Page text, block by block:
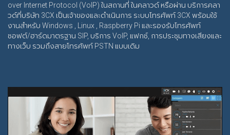
over Internet Protocol (VoIP) ในสถานที่ ในคลาวด์ หรือผ่าน บริการคลา
วด์ที่บริษัท 3CX เป็นเจ้าของและดำเนินการ ระบบโทรศัพท์ 3CX พร้อมใช้
งานสำหรับ Windows , Linux , Raspberry Pi และรองรับโทรศัพท์
ซอฟต์/ฮาร์ดมาตรฐาน SIP, บริการ VoIP, แฟกซ์, การประชุมทางเสียงและ
ทางเว็บ รวมถึงสายโทรศัพท์ PSTN แบบเดิม